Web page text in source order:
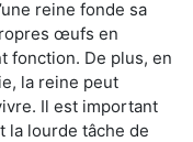
reine fonde sa
œufs en
fonction. De plus, en
la reine peut
Il est important
la lourde tâche de